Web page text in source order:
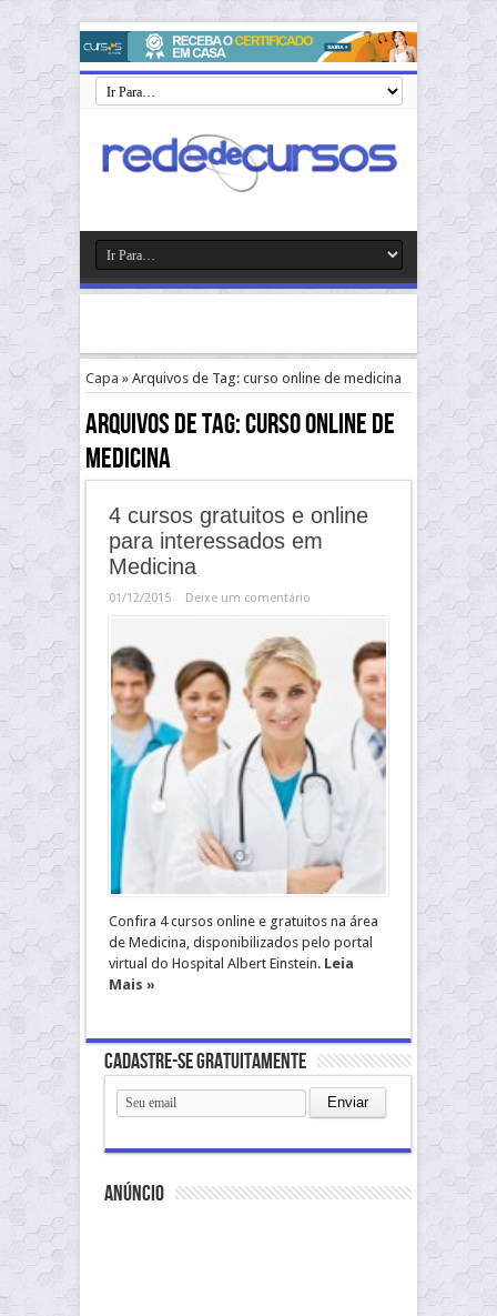
Capa » Arquivos de Tag: curso online de medicina
Arquivos de Tag:curso online de
medicina
4 cursos gratuitos e online
para interessados em
Medicina
01/12/2015 Deixe um comentário
Confira 4 cursos online e gratuitos na área
de Medicina, disponibilizados pelo portal
virtual do Hospital Albert Einstein. Leia
Mais »
Cadastre-se gratuitamente
anúncio